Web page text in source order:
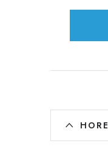
O
v
HORE